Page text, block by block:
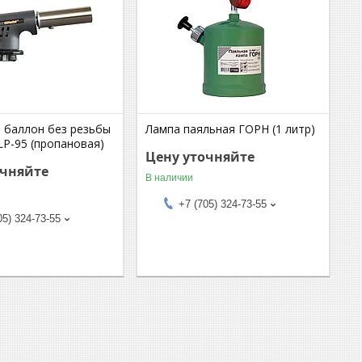
баллон без резьбы
95 (пропановая)
324-73-55
Лампа паяльная ГОРН (1 литр)
Цену уточняйте
В наличии
+7 (705) 324-73-55